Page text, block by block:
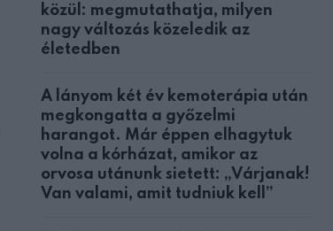
közül: megmutathatja, milyen
nagy változás közeledik az
életedben
A lányom két év kemoterápia után
megkongatta a győzelmi
harangot. Már éppen elhagytuk
volna a kórházat, amikor az
orvosa utánunk sietett: „Várjanak!
Van valami, amit tudniuk kell”